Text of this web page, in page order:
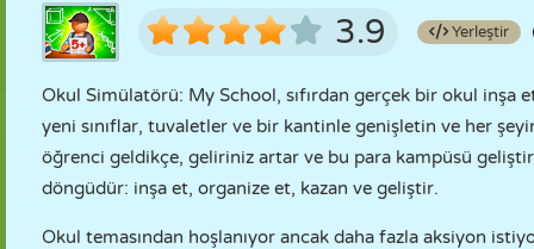
3.9 Yerleştir
Okul Simülatörü: My School, sıfırdan gerçek bir okul inşa
yeni sınıflar, tuvaletler ve bir kantinle genişletin ve her
öğrenci geldikçe, geliriniz artar ve bu para kampüsü
döngüdür: inşa et, organize et, kazan ve geliştir.
Okul temasından hoşlanıyor ancak daha fazla aksiyon